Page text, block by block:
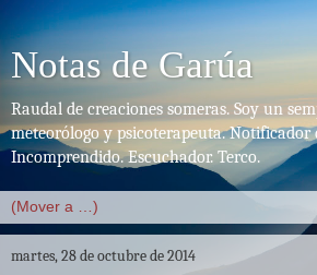
Notas de Garúa
Raudal de creaciones someras. Soy un
meteorólogo y psicoterapeuta. Notificador
Incomprendido. Escuchador. Terco.
martes, 28 de octubre de 2014